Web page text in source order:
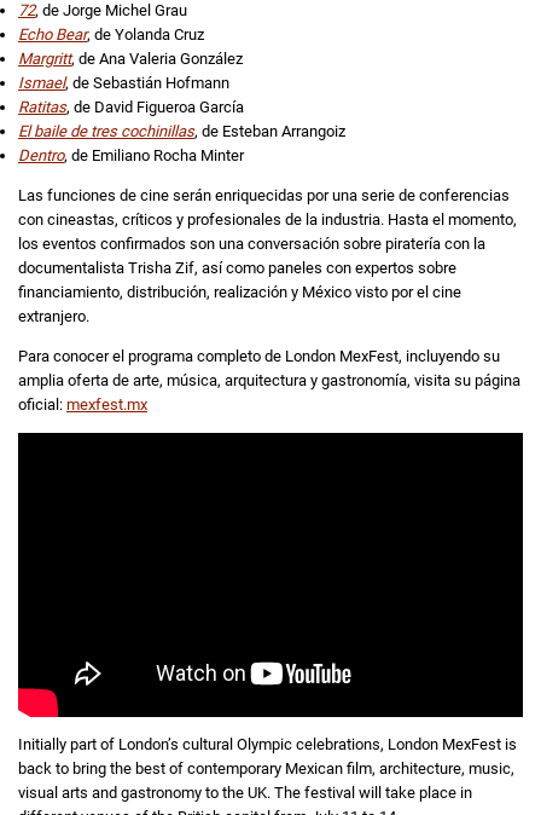
72, de Jorge Michel Grau
Echo Bear, de Yolanda Cruz
Margritt, de Ana Valeria González
Ismael, de Sebastián Hofmann
Ratitas, de David Figueroa García
El baile de tres cochinillas, de Esteban Arrangoiz
Dentro, de Emiliano Rocha Minter
Las funciones de cine serán enriquecidas por una serie de conferencias
con cineastas, críticos y profesionales de la industria. Hasta el momento,
los eventos confirmados son una conversación sobre piratería con la
documentalista Trisha Zif, así como paneles con expertos sobre
financiamiento, distribución, realización y México visto por el cine
extranjero.
Para conocer el programa completo de London MexFest, incluyendo su
amplia oferta de arte, música, arquitectura y gastronomía, visita su página
oficial: mexfest.mx
Initially part of London’s cultural Olympic celebrations, London MexFest is
back to bring the best of contemporary Mexican film, architecture, music,
visual arts and gastronomy to the UK. The festival will take place in